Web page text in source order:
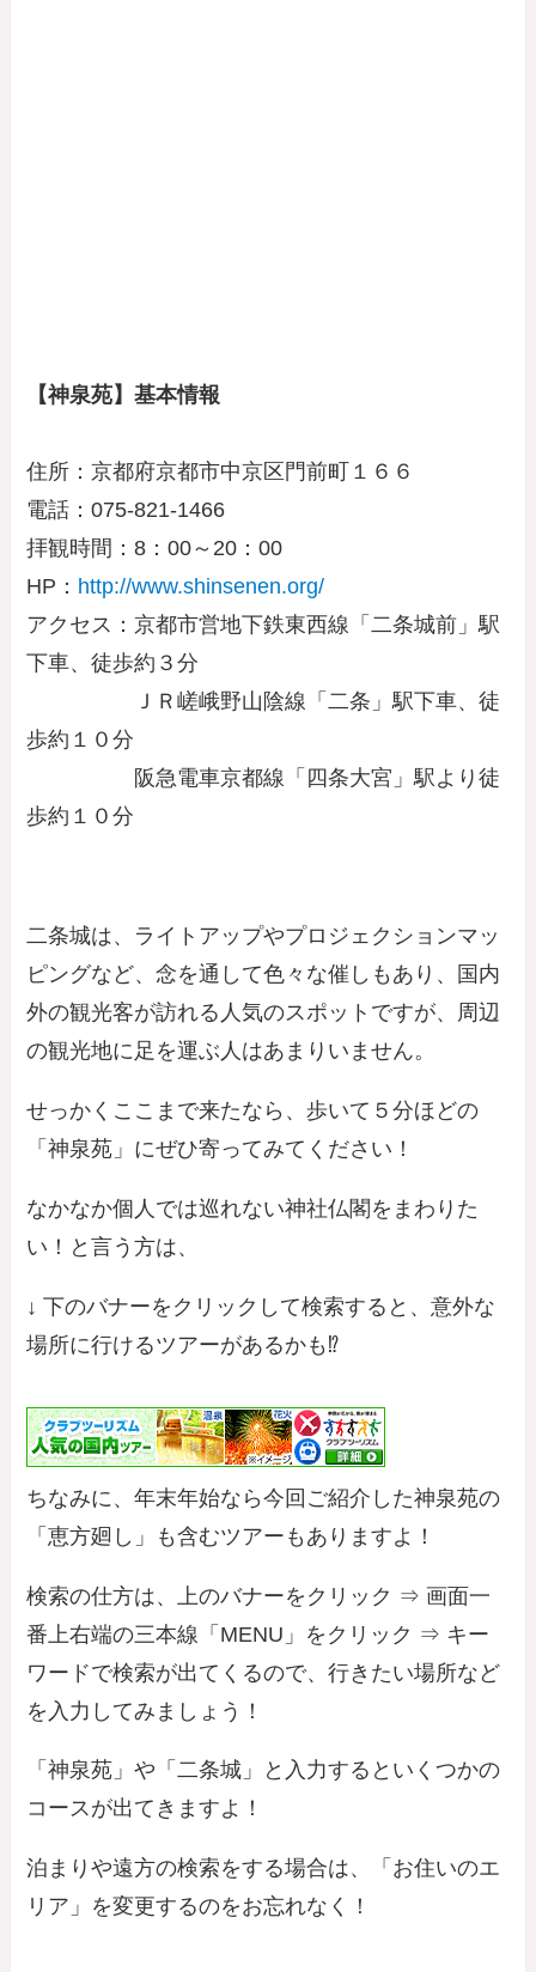
【神泉苑】基本情報
住所：京都府京都市中京区門前町１６６
電話：075-821-1466
拝観時間：8：00～20：00
HP： http://www.shinsenen.org/
アクセス：京都市営地下鉄東西線「二条城前」駅
下車、徒歩約３分
ＪＲ嵯峨野山陰線「二条」駅下車、徒
歩約１０分
阪急電車京都線「四条大宮」駅より徒
歩約１０分
二条城は、ライトアップやプロジェクションマッ
ピングなど、念を通して色々な催しもあり、国内
外の観光客が訪れる人気のスポットですが、周辺
の観光地に足を運ぶ人はあまりいません。
せっかくここまで来たなら、歩いて５分ほどの
「神泉苑」にぜひ寄ってみてください！
なかなか個人では巡れない神社仏閣をまわりた
い！と言う方は、
↓ 下のバナーをクリックして検索すると、意外な
場所に行けるツアーがあるかも⁉
ちなみに、年末年始なら今回ご紹介した神泉苑の
「恵方廻し」も含むツアーもありますよ！
検索の仕方は、上のバナーをクリック ⇒ 画面一
番上右端の三本線「MENU」をクリック ⇒ キー
ワードで検索が出てくるので、行きたい場所など
を入力してみましょう！
「神泉苑」や「二条城」と入力するといくつかの
コースが出てきますよ！
泊まりや遠方の検索をする場合は、「お住いのエ
リア」を変更するのをお忘れなく！